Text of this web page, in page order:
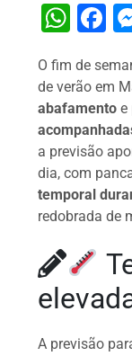
W
at
s
A
p
p
F
c
e
b
o
o
k
O fim de
de verão em
abafamento e
a previsão
dia, com
temporal
redobrada de
A previsão